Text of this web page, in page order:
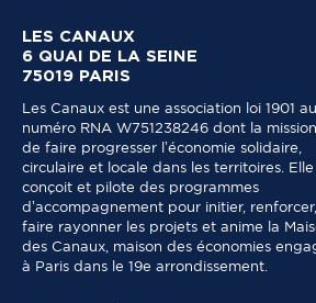
LES CANAUX
6 QUAI DE LA SEINE
75019 PARIS
Les Canaux est une association loi 1901 au
numéro RNA W751238246 dont la
de faire progresser l’économie solidaire,
circulaire et locale dans les territoires. Elle
conçoit et pilote des programmes
d’accompagnement pour initier, renforcer,
faire rayonner les projets et anime la
des Canaux, maison des économies
à Paris dans le 19e arrondissement.